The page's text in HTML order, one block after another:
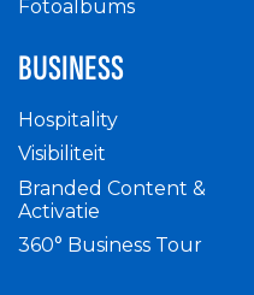
Fotoalbums
BUSINESS
Hospitality
Visibiliteit
Branded Content &
Activatie
360° Business Tour